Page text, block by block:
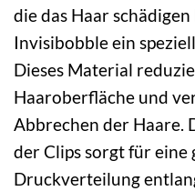
die das Haar
Invisibobble ein
Dieses Material
Haaroberfläche und
Abbrechen der Haare.
der Clips sorgt für eine
Druckverteilung